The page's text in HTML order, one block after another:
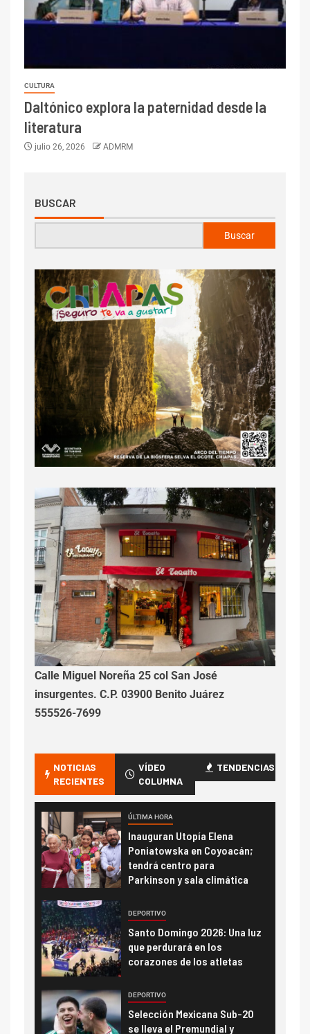
CULTURA
Daltónico explora la paternidad desde la
literatura
julio 26, 2026 ADMRM
BUSCAR
Buscar
Calle Miguel Noreña 25 col San José
insurgentes. C.P. 03900 Benito Juárez
555526-7699
NOTICIAS
RECIENTES
VÍDEO
COLUMNA
TENDENCIAS
ÚLTIMA HORA
Inauguran Utopía Elena
Poniatowska en Coyoacán;
tendrá centro para
Parkinson y sala climática
DEPORTIVO
Santo Domingo 2026: Una luz
que perdurará en los
corazones de los atletas
DEPORTIVO
Selección Mexicana Sub-20
se lleva el Premundial y